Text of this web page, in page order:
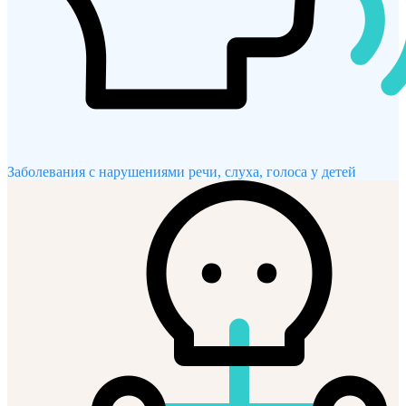
Заболевания с нарушениями речи, слуха, голоса у детей